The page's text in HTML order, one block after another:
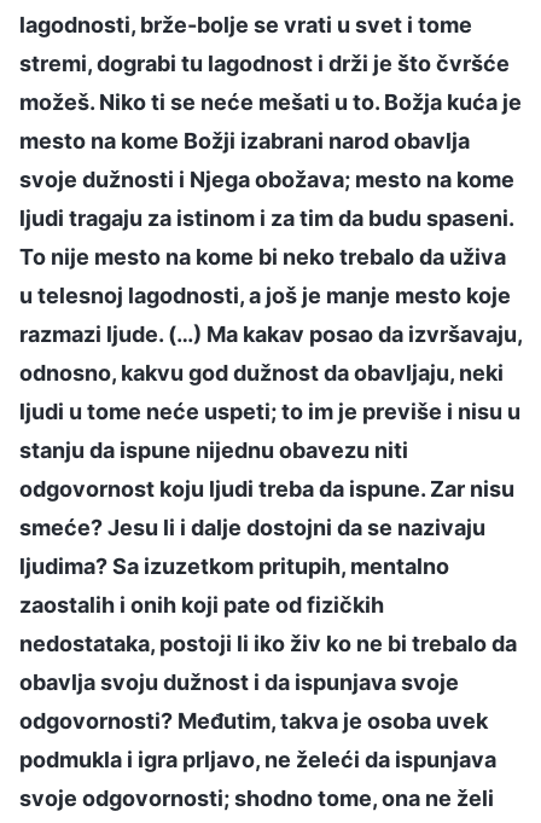
lagodnosti, brže-bolje se vrati u svet i tome
stremi, dograbi tu lagodnost i drži je što čvršće
možeš. Niko ti se neće mešati u to. Božja kuća je
mesto na kome Božji izabrani narod obavlja
svoje dužnosti i Njega obožava; mesto na kome
ljudi tragaju za istinom i za tim da budu spaseni.
To nije mesto na kome bi neko trebalo da uživa
u telesnoj lagodnosti, a još je manje mesto koje
razmazi ljude. (…) Ma kakav posao da izvršavaju,
odnosno, kakvu god dužnost da obavljaju, neki
ljudi u tome neće uspeti; to im je previše i nisu u
stanju da ispune nijednu obavezu niti
odgovornost koju ljudi treba da ispune. Zar nisu
smeće? Jesu li i dalje dostojni da se nazivaju
ljudima? Sa izuzetkom pritupih, mentalno
zaostalih i onih koji pate od fizičkih
nedostataka, postoji li iko živ ko ne bi trebalo da
obavlja svoju dužnost i da ispunjava svoje
odgovornosti? Međutim, takva je osoba uvek
podmukla i igra prljavo, ne želeći da ispunjava
svoje odgovornosti; shodno tome, ona ne želi